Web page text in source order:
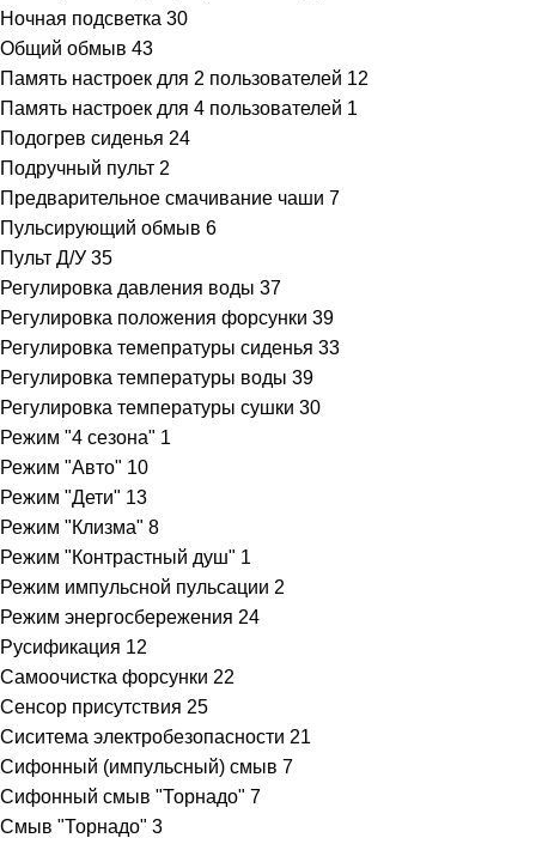
Ночная подсветка 30
Общий обмыв 43
Память настроек для 2 пользователей 12
Память настроек для 4 пользователей 1
Подогрев сиденья 24
Подручный пульт 2
Предварительное смачивание чаши 7
Пульсирующий обмыв 6
Пульт Д/У 35
Регулировка давления воды 37
Регулировка положения форсунки 39
Регулировка темепратуры сиденья 33
Регулировка температуры воды 39
Регулировка температуры сушки 30
Режим "4 сезона" 1
Режим "Авто" 10
Режим "Дети" 13
Режим "Клизма" 8
Режим "Контрастный душ" 1
Режим импульсной пульсации 2
Режим энергосбережения 24
Русификация 12
Самоочистка форсунки 22
Сенсор присутствия 25
Сиситема электробезопасности 21
Сифонный (импульсный) смыв 7
Сифонный смыв "Торнадо" 7
Смыв "Торнадо" 3